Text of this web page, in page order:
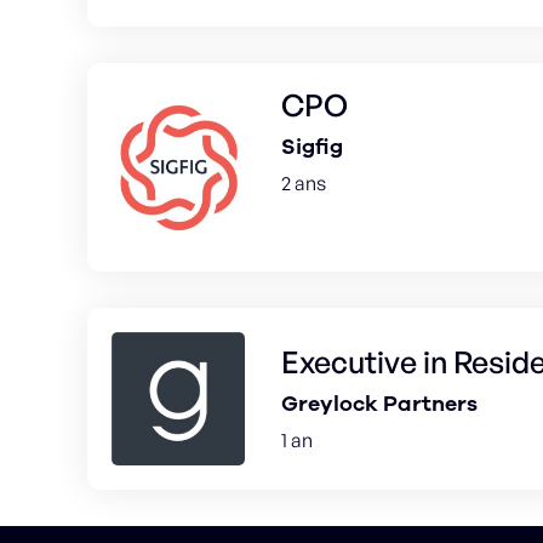
CPO
Sigfig
2 ans
Executive in
Greylock Partners
1 an